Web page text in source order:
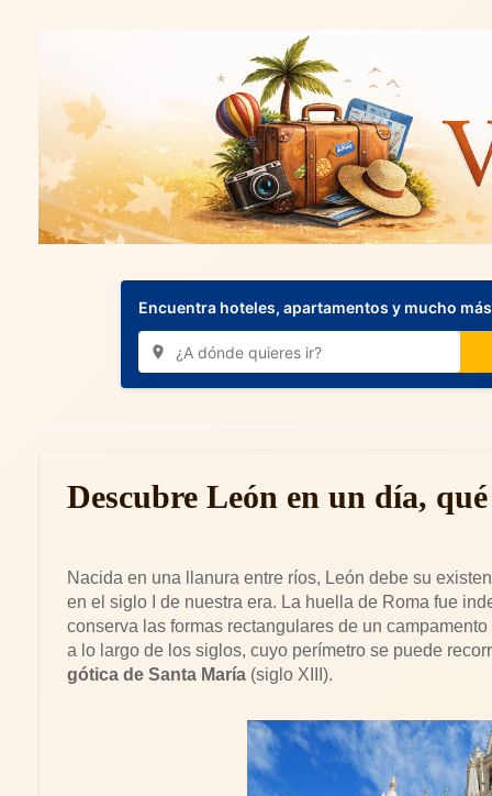
Encuentra hoteles, apartamentos y mucho
Descubre León en un día,
Nacida en una llanura entre ríos, León debe su
en el siglo I de nuestra era. La huella de Roma fue
conserva las formas rectangulares de un campamento
a lo largo de los siglos, cuyo perímetro se puede
gótica de Santa María (siglo XIII).